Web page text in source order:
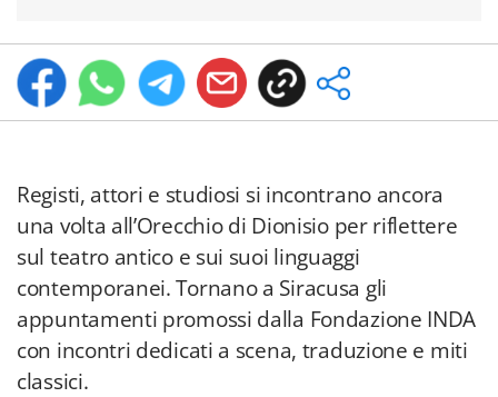
Registi, attori e studiosi si incontrano ancora
una volta all’Orecchio di Dionisio per riflettere
sul teatro antico e sui suoi linguaggi
contemporanei. Tornano a Siracusa gli
appuntamenti promossi dalla Fondazione INDA
con incontri dedicati a scena, traduzione e miti
classici.